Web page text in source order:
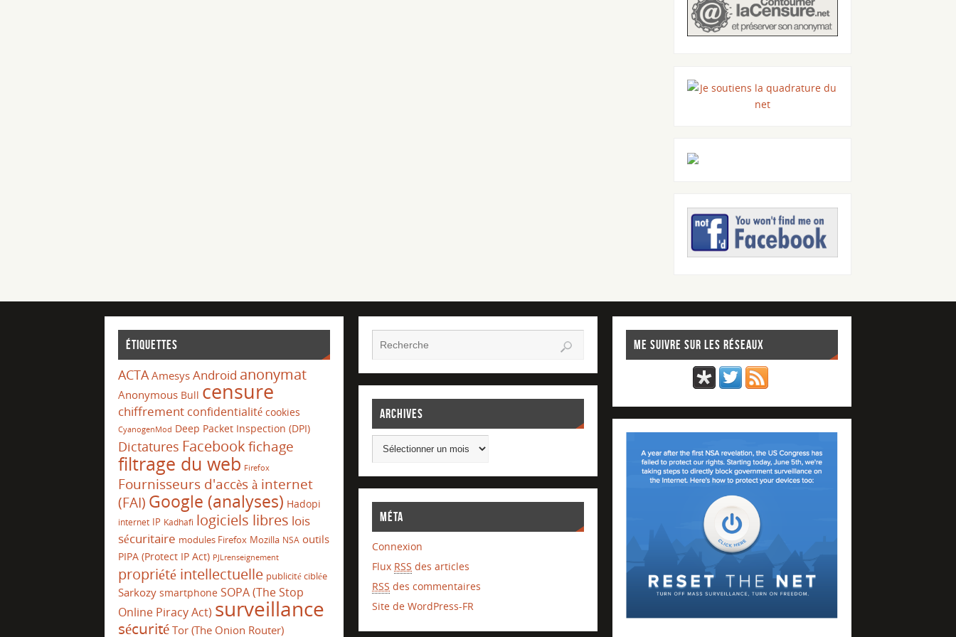
Étiquettes
ACTA Amesys Android anonymat
Anonymous Bull censure
chiffrement confidentialité cookies
CyanogenMod Deep Packet Inspection (DPI)
Dictatures Facebookfichage
filtrage du web Firefox
Fournisseurs d'accès à internet
(FAI) Google (analyses) Hadopi
internet IP Kadhafi logiciels libres lois
sécuritaire modules Firefox Mozilla NSA outils
PIPA (Protect IP Act) PJLrenseignement
propriété intellectuelle publicité ciblée
Sarkozy smartphone SOPA (The Stop
Online Piracy Act) surveillance
sécurité Tor (The Onion Router)
Archives
Méta
Connexion
Flux RSS des articles
RSS des commentaires
Site de WordPress-FR
Me suivre sur les réseaux